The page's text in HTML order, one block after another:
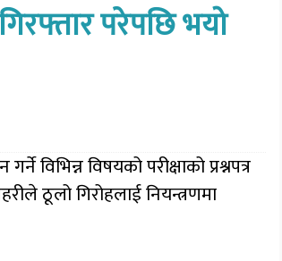
परेपछि भयो
विभिन्न विषयको परीक्षाको प्रश्नपत्र
ठूलो गिरोहलाई नियन्त्रणमा